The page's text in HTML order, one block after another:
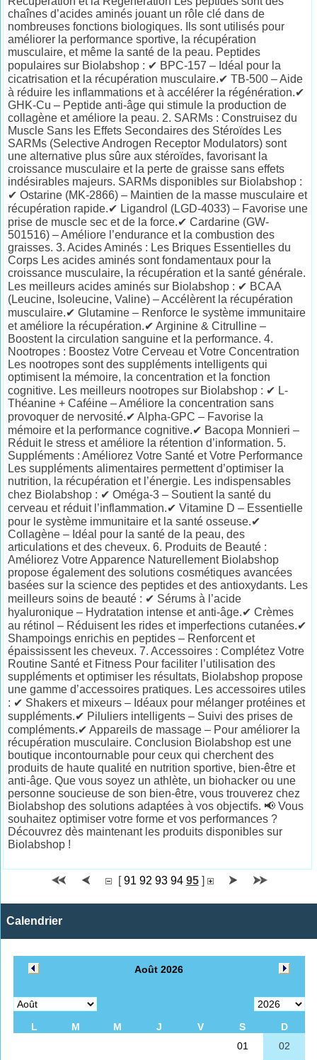
chaînes d’acides aminés jouant un rôle clé dans de
nombreuses fonctions biologiques. Ils sont utilisés pour
améliorer la performance sportive, la récupération
musculaire, et même la santé de la peau. Peptides
populaires sur Biolabshop : ✔ BPC-157 – Idéal pour la
cicatrisation et la récupération musculaire.✔ TB-500 – Aide
à réduire les inflammations et à accélérer la régénération.✔
GHK-Cu – Peptide anti-âge qui stimule la production de
collagène et améliore la peau. 2. SARMs : Construisez du
Muscle Sans les Effets Secondaires des Stéroïdes Les
SARMs (Selective Androgen Receptor Modulators) sont
une alternative plus sûre aux stéroïdes, favorisant la
croissance musculaire et la perte de graisse sans effets
indésirables majeurs. SARMs disponibles sur Biolabshop :
✔ Ostarine (MK-2866) – Maintien de la masse musculaire et
récupération rapide.✔ Ligandrol (LGD-4033) – Favorise une
prise de muscle sec et de la force.✔ Cardarine (GW-
501516) – Améliore l’endurance et la combustion des
graisses. 3. Acides Aminés : Les Briques Essentielles du
Corps Les acides aminés sont fondamentaux pour la
croissance musculaire, la récupération et la santé générale.
Les meilleurs acides aminés sur Biolabshop : ✔ BCAA
(Leucine, Isoleucine, Valine) – Accélèrent la récupération
musculaire.✔ Glutamine – Renforce le système immunitaire
et améliore la récupération.✔ Arginine & Citrulline –
Boostent la circulation sanguine et la performance. 4.
Nootropes : Boostez Votre Cerveau et Votre Concentration
Les nootropes sont des suppléments intelligents qui
optimisent la mémoire, la concentration et la fonction
cognitive. Les meilleurs nootropes sur Biolabshop : ✔ L-
Théanine + Caféine – Améliore la concentration sans
provoquer de nervosité.✔ Alpha-GPC – Favorise la
mémoire et la performance cognitive.✔ Bacopa Monnieri –
Réduit le stress et améliore la rétention d’information. 5.
Suppléments : Améliorez Votre Santé et Votre Performance
Les suppléments alimentaires permettent d’optimiser la
nutrition, la récupération et l’énergie. Les indispensables
chez Biolabshop : ✔ Oméga-3 – Soutient la santé du
cerveau et réduit l’inflammation.✔ Vitamine D – Essentielle
pour le système immunitaire et la santé osseuse.✔
Collagène – Idéal pour la santé de la peau, des
articulations et des cheveux. 6. Produits de Beauté :
Améliorez Votre Apparence Naturellement Biolabshop
propose également des solutions cosmétiques avancées
basées sur la science des peptides et des antioxydants. Les
meilleurs soins de beauté : ✔ Sérums à l’acide
hyaluronique – Hydratation intense et anti-âge.✔ Crèmes
au rétinol – Réduisent les rides et imperfections cutanées.✔
Shampoings enrichis en peptides – Renforcent et
épaississent les cheveux. 7. Accessoires : Complétez Votre
Routine Santé et Fitness Pour faciliter l’utilisation des
suppléments et optimiser les résultats, Biolabshop propose
une gamme d’accessoires pratiques. Les accessoires utiles
: ✔ Shakers et mixeurs – Idéaux pour mélanger protéines et
suppléments.✔ Piluliers intelligents – Suivi des prises de
compléments.✔ Appareils de massage – Pour améliorer la
récupération musculaire. Conclusion Biolabshop est une
boutique incontournable pour ceux qui cherchent des
produits de haute qualité en nutrition sportive, bien-être et
anti-âge. Que vous soyez un athlète, un biohacker ou une
personne soucieuse de son bien-être, vous trouverez chez
Biolabshop des solutions adaptées à vos objectifs. 📢 Vous
souhaitez optimiser votre forme et vos performances ?
Découvrez dès maintenant les produits disponibles sur
Biolabshop !
[91 92 93 94 95]
Calendrier